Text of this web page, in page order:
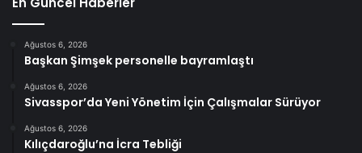
Ağustos 6, 2026
Başkan Şimşek personelle bayramlaştı
Ağustos 6, 2026
Sivasspor’da Yeni Yönetim İçin Çalışmalar Sürüyor
Ağustos 6, 2026
Kılıçdaroğlu’na İcra Tebliği